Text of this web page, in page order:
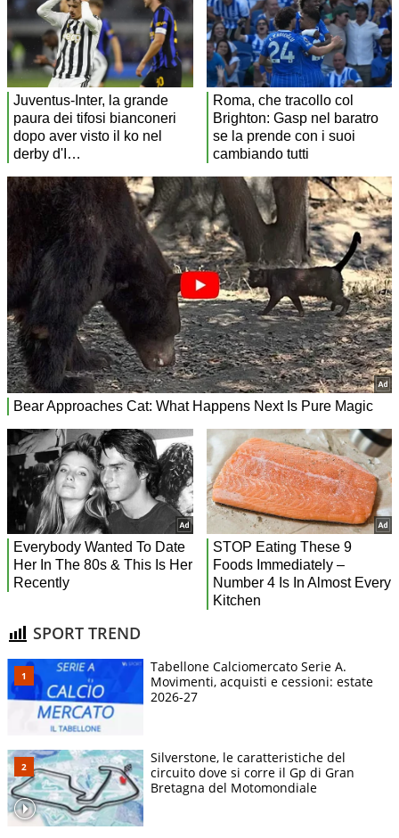
SPORT TREND
Tabellone Calciomercato Serie A.
Movimenti, acquisti e cessioni: estate
2026-27
Silverstone, le caratteristiche del
circuito dove si corre il Gp di Gran
Bretagna del Motomondiale